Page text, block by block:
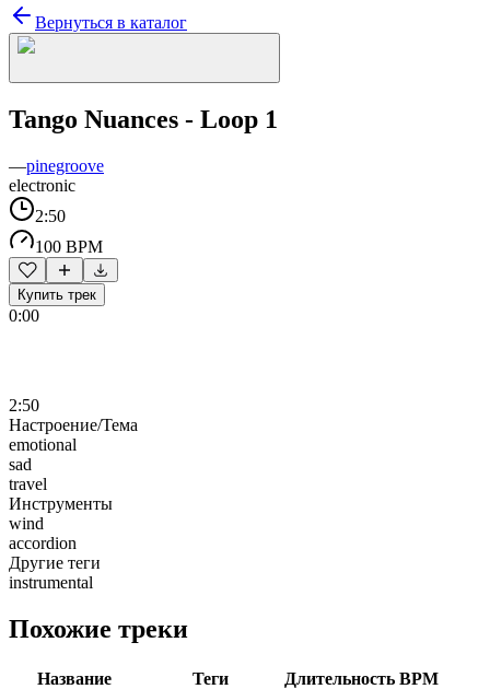
Вернуться в каталог
Tango Nuances - Loop 1
—pinegroove
electronic
2:50
100 BPM
Купить трек
0:00
2:50
Настроение/Тема
emotional
sad
travel
Инструменты
wind
accordion
Другие теги
instrumental
Похожие треки
Название Теги Длительность BPM